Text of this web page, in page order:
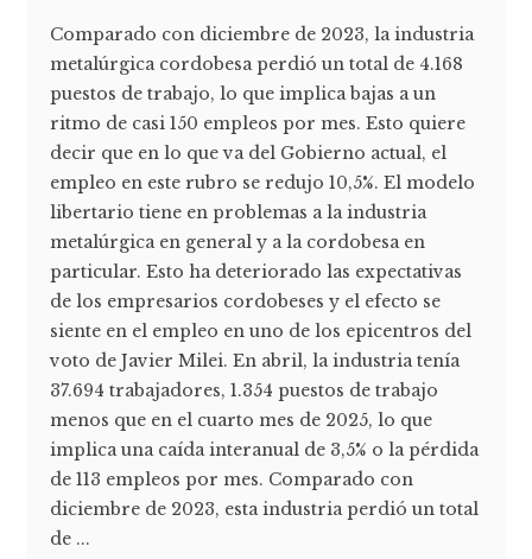
Comparado con diciembre de 2023, la industria
metalúrgica cordobesa perdió un total de 4.168
puestos de trabajo, lo que implica bajas a un
ritmo de casi 150 empleos por mes. Esto quiere
decir que en lo que va del Gobierno actual, el
empleo en este rubro se redujo 10,5%. El modelo
libertario tiene en problemas a la industria
metalúrgica en general y a la cordobesa en
particular. Esto ha deteriorado las expectativas
de los empresarios cordobeses y el efecto se
siente en el empleo en uno de los epicentros del
voto de Javier Milei. En abril, la industria tenía
37.694 trabajadores, 1.354 puestos de trabajo
menos que en el cuarto mes de 2025, lo que
implica una caída interanual de 3,5% o la pérdida
de 113 empleos por mes. Comparado con
diciembre de 2023, esta industria perdió un total
de ...